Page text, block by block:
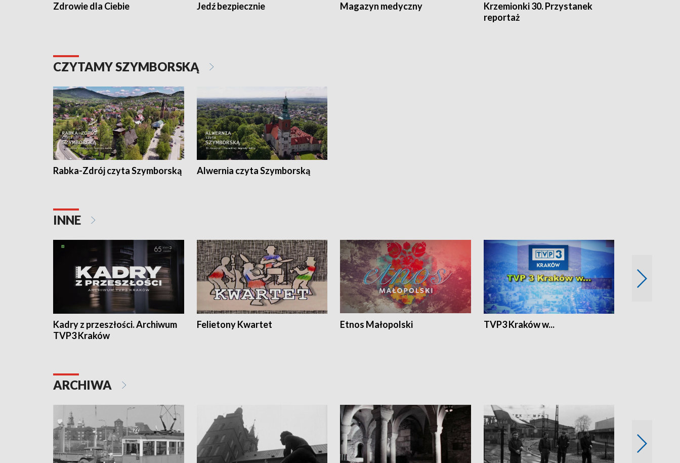
Zdrowie dla Ciebie Jedź bezpiecznie Magazyn medyczny
Krzemionki 30. Przystanek
reportaż
CZYTAMY SZYMBORSKĄ
Rabka-Zdrój czyta Szymborską Alwernia czyta Szymborską
INNE
Kadry z przeszłości. Archiwum
TVP3 Kraków
Felietony Kwartet Etnos Małopolski TVP3 Kraków w...
ARCHIWA